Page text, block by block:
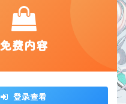
免费内容
登录查看